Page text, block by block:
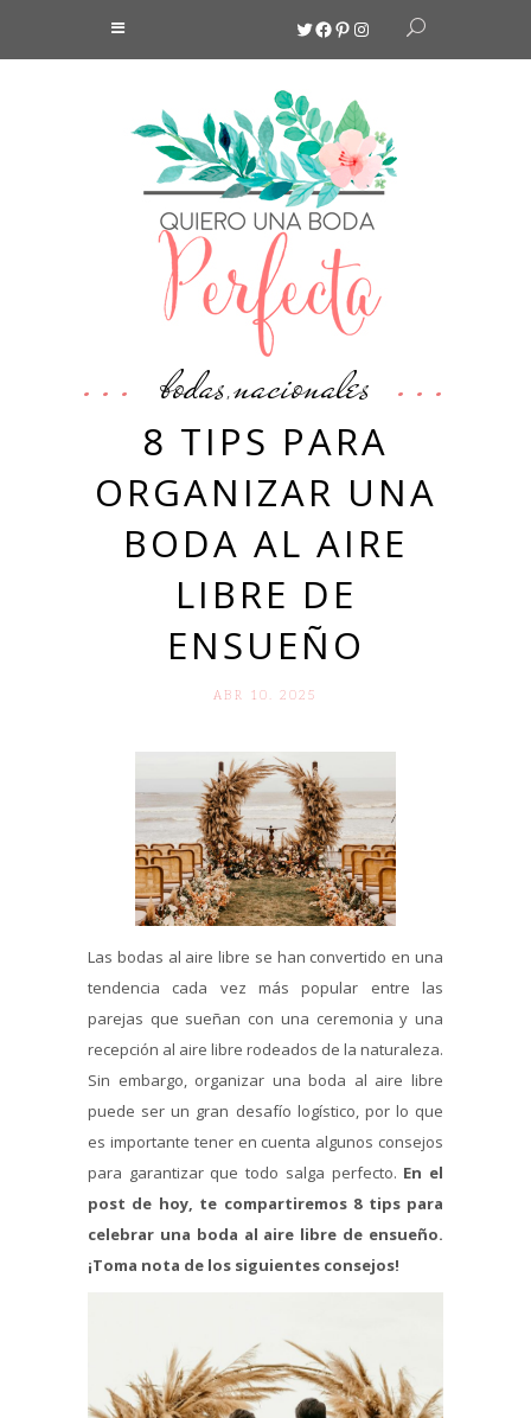
Twitter
Facebook
Pinterest
Instagram
bodas,nacionales
8 TIPS PARA
ORGANIZAR UNA
BODA AL AIRE
LIBRE DE
ENSUEÑO
ABR 10. 2025
Las bodas al aire libre se han convertido en una
tendencia cada vez más popular entre las
parejas que sueñan con una ceremonia y una
recepción al aire libre rodeados de la naturaleza.
Sin embargo, organizar una boda al aire libre
puede ser un gran desafío logístico, por lo que
es importante tener en cuenta algunos consejos
para garantizar que todo salga perfecto. En el
post de hoy, te compartiremos 8 tips para
celebrar una boda al aire libre de ensueño.
¡Toma nota de los siguientes consejos!